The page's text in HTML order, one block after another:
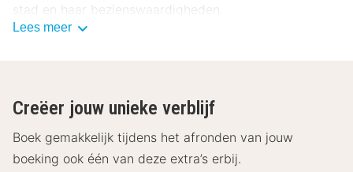
stad en haar bezienswaardigheden.
toegang hebt tot alles wat de stad te bieden heeft.
Het centraal station is slechts 800 meter verwijderd,
waardoor openbaar vervoer een fluitje van een cent is.
Lees meer
Creëer jouw unieke verblijf
Boek gemakkelijk tijdens het afronden van jouw
boeking ook één van deze extra’s erbij.